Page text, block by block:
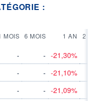
:
MOIS 6 MOIS 1 AN 2
- - -21,30%
- - -21,10%
- - -21,09%